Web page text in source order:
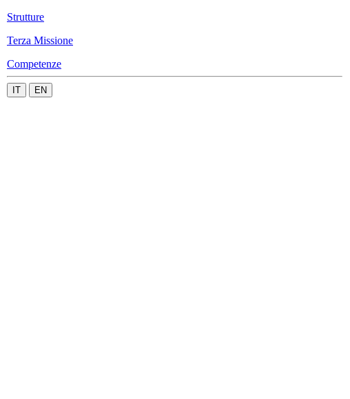
Strutture
Terza Missione
Competenze
IT EN